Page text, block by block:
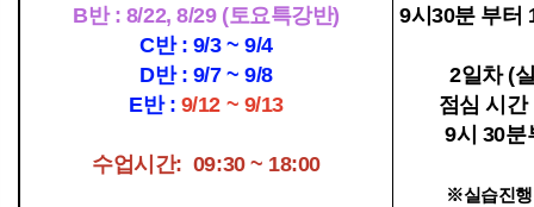
B반 : 8/22, 8/29 (토요특강반)
C반 : 9/3 ~ 9/4
D반 : 9/7 ~ 9/8
E반 : 9/12 ~ 9/13
수업시간: 09:30 ~ 18:00
9시30분 부터
2일차 (
점심 시간
9시 30분
※실습진